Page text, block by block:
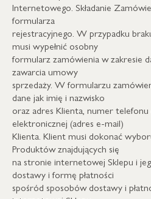
Internetowego. Składanie
formularza
rejestracyjnego. W przypadku
musi wypełnić osobny
formularz zamówienia w zakresie
zawarcia umowy
sprzedaży. W formularzu
dane jak imię i nazwisko
oraz adres Klienta, numer
elektronicznej (adres e-mail)
Klienta. Klient musi dokonać
Produktów znajdujących się
na stronie internetowej Sklepu i
dostawy i formę płatności
spośród sposobów dostawy i